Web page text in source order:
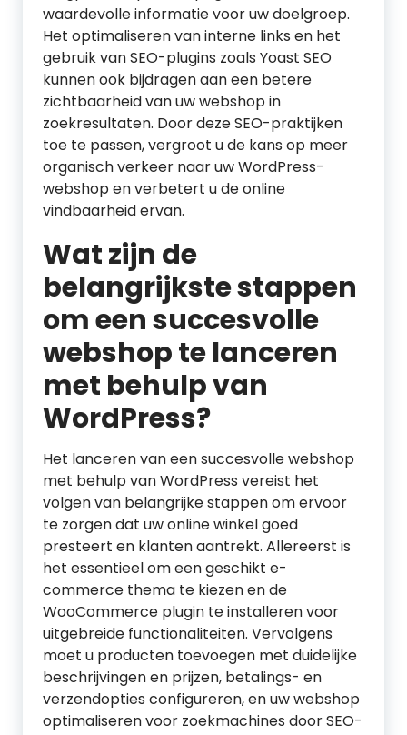
waardevolle informatie voor uw doelgroep.
Het optimaliseren van interne links en het
gebruik van SEO-plugins zoals Yoast SEO
kunnen ook bijdragen aan een betere
zichtbaarheid van uw webshop in
zoekresultaten. Door deze SEO-praktijken
toe te passen, vergroot u de kans op meer
organisch verkeer naar uw WordPress-
webshop en verbetert u de online
vindbaarheid ervan.
Wat zijn de
belangrijkste stappen
om een succesvolle
webshop te lanceren
met behulp van
WordPress?
Het lanceren van een succesvolle webshop
met behulp van WordPress vereist het
volgen van belangrijke stappen om ervoor
te zorgen dat uw online winkel goed
presteert en klanten aantrekt. Allereerst is
het essentieel om een geschikt e-
commerce thema te kiezen en de
WooCommerce plugin te installeren voor
uitgebreide functionaliteiten. Vervolgens
moet u producten toevoegen met duidelijke
beschrijvingen en prijzen, betalings- en
verzendopties configureren, en uw webshop
optimaliseren voor zoekmachines door SEO-